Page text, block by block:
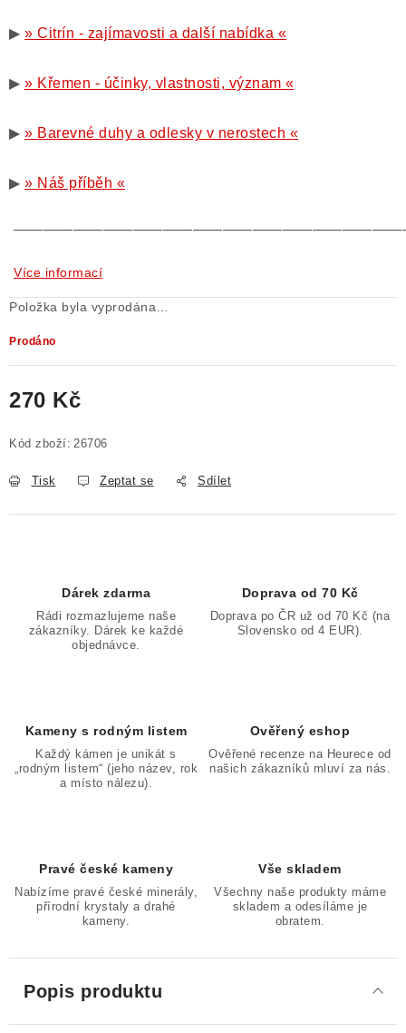
▶ » Citrín - zajímavosti a další nabídka «
▶ » Křemen - účinky, vlastnosti, význam «
▶ » Barevné duhy a odlesky v nerostech «
▶ » Náš příběh «
Více informací
Položka byla vyprodána…
Prodáno
270 Kč
Kód zboží: 26706
Tisk Zeptat se Sdílet
Dárek zdarma
Rádi rozmazlujeme naše
zákazníky. Dárek ke každé
objednávce.
Doprava od 70 Kč
Doprava po ČR už od 70 Kč (na
Slovensko od 4 EUR).
Kameny s rodným listem
Každý kámen je unikát s
„rodným listem“ (jeho název, rok
a místo nálezu).
Ověřený eshop
Ověřené recenze na Heurece od
našich zákazníků mluví za nás.
Pravé české kameny
Nabízíme pravé české minerály,
přírodní krystaly a drahé
kameny.
Vše skladem
Všechny naše produkty máme
skladem a odesíláme je
obratem.
Popis produktu